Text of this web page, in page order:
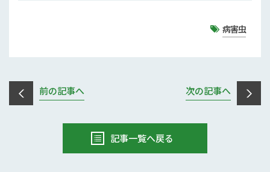
病害虫
前の記事へ 次の記事へ
記事一覧へ戻る